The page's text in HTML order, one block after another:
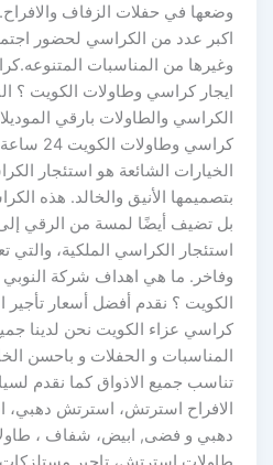
وضعها في حفلات الزفاف
اكبر عدد من الكراسي لحضور
وغيرها من المناسبات
ايجار كراسي وطاولات الكويت ؟
الكراسي والطاولات بارقي
كراسي
الخيارات الشائعة هو استئجار
بتصميمها الأنيق والخالد. هذه
بل تضيف أيضًا لمسة من الرقي
استئجار الكراسي الملكية، والتي
وفاخر. ما هي اهداف شركة النوبي
الكويت ؟ نقدم أفضل أسعار تأجير
كراسي عزاء الكويت نحن لدينا
المناسبات و الحفلات و باحسن
تناسب جميع الاذواق كما نقدم
الافراح استرتش، استرتش دهبي،
دهبي و فضى, ابيض، شفاف ،